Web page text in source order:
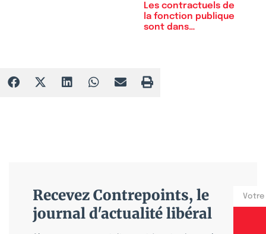
Les contractuels de
la fonction publique
sont dans…
Recevez Contrepoints, le
journal d'actualité libéral